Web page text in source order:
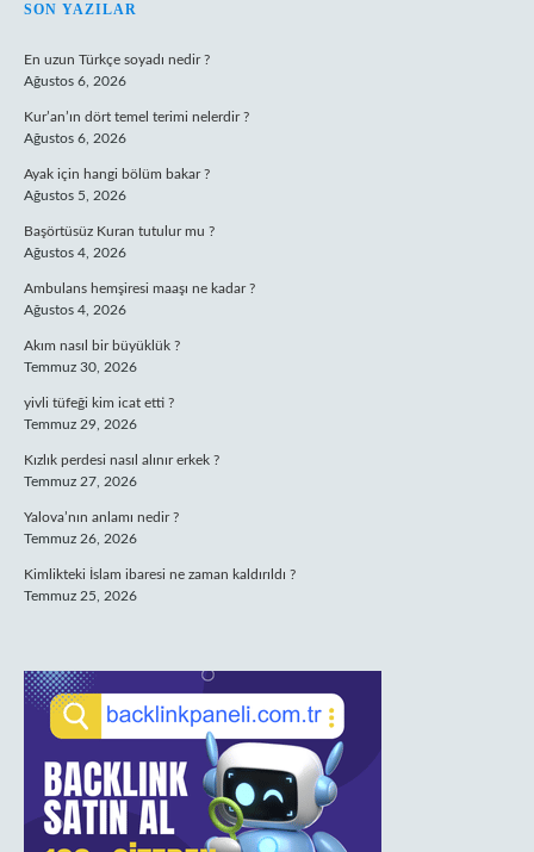
SIDEBAR
SON YAZILAR
En uzun Türkçe soyadı nedir ?
Ağustos 6, 2026
Kur’an’ın dört temel terimi nelerdir ?
Ağustos 6, 2026
Ayak için hangi bölüm bakar ?
Ağustos 5, 2026
Başörtüsüz Kuran tutulur mu ?
Ağustos 4, 2026
Ambulans hemşiresi maaşı ne kadar ?
Ağustos 4, 2026
Akım nasıl bir büyüklük ?
Temmuz 30, 2026
yivli tüfeği kim icat etti ?
Temmuz 29, 2026
Kızlık perdesi nasıl alınır erkek ?
Temmuz 27, 2026
Yalova’nın anlamı nedir ?
Temmuz 26, 2026
Kimlikteki İslam ibaresi ne zaman kaldırıldı ?
Temmuz 25, 2026